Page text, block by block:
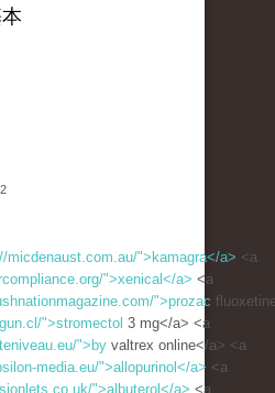
micdenaust.com.au/">kamagra</a> <a
">xenical</a> <a
">prozac
">stromectol 3 mg</a> <a
">by valtrex online</a> <a
media.eu/">allopurinol</a> <a
">albuterol</a> <a